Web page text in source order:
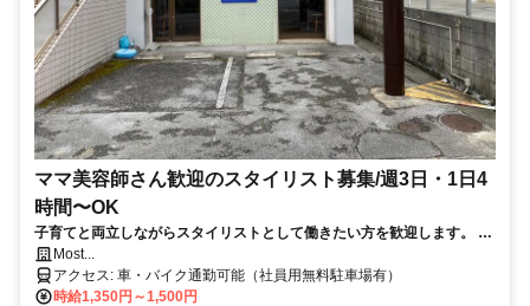
ママ美容師さん歓迎のスタイリスト募集/週3日・1日4
時間〜OK
子育てと両立しながらスタイリストとして働きたい方を歓迎します。 客
単価4,500円前後の落ち着いた雰囲気のサロンで、掛け持ち少なめのゆ
ったりペース。 お子さまの発熱や学校行事などのお休みも、スタッフ同
士でカバーし合っています。「ブランクがあって不安」「フルタイムは
Most...
アクセス: 車・バイク通勤可能（社員用無料駐車場有）
時給1,350円～1,500円